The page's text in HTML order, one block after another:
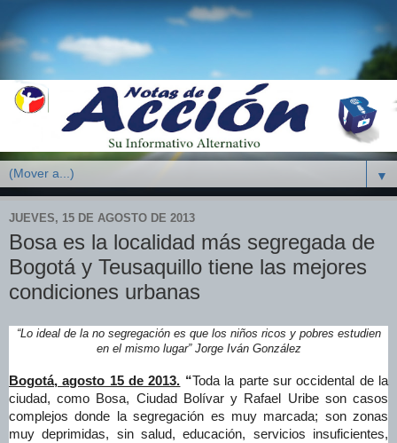
▼
JUEVES, 15 DE AGOSTO DE 2013
Bosa es la localidad más segregada de
Bogotá y Teusaquillo tiene las mejores
condiciones urbanas
“Lo ideal de la no segregación es que los niños ricos y pobres estudien
en el mismo lugar” Jorge Iván González
Bogotá, agosto 15 de 2013. “Toda la parte sur occidental de la
ciudad, como Bosa, Ciudad Bolívar y Rafael Uribe son casos
complejos donde la segregación es muy marcada; son zonas
muy deprimidas, sin salud, educación, servicios insuficientes,